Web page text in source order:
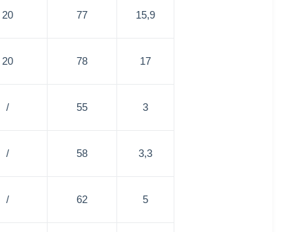
20 77 15,9
20 78 17
/ 55 3
/ 58 3,3
/ 62 5